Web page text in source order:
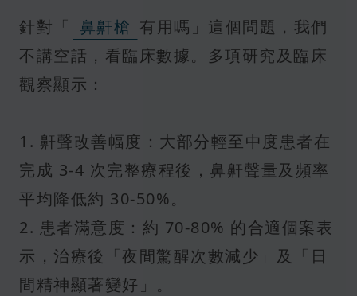
針對「 鼻鼾槍 有用嗎」這個問題，我們
不講空話，看臨床數據。多項研究及臨床
觀察顯示：
1. 鼾聲改善幅度：大部分輕至中度患者在
完成 3-4 次完整療程後，鼻鼾聲量及頻率
平均降低約 30-50%。
2. 患者滿意度：約 70-80% 的合適個案表
示，治療後「夜間驚醒次數減少」及「日
間精神顯著變好」。